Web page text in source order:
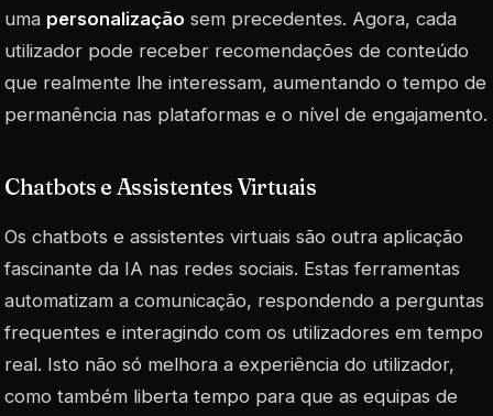
uma personalização sem precedentes. Agora, cada
utilizador pode receber recomendações de conteúdo
que realmente lhe interessam, aumentando o tempo de
permanência nas plataformas e o nível de engajamento.
Chatbots e Assistentes Virtuais
Os chatbots e assistentes virtuais são outra aplicação
fascinante da IA nas redes sociais. Estas ferramentas
automatizam a comunicação, respondendo a perguntas
frequentes e interagindo com os utilizadores em tempo
real. Isto não só melhora a experiência do utilizador,
como também liberta tempo para que as equipas de